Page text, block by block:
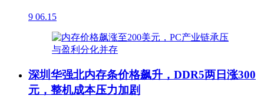
9 06.15
深圳华强北内存条价格飙升，DDR5两日涨300
元，整机成本压力加剧